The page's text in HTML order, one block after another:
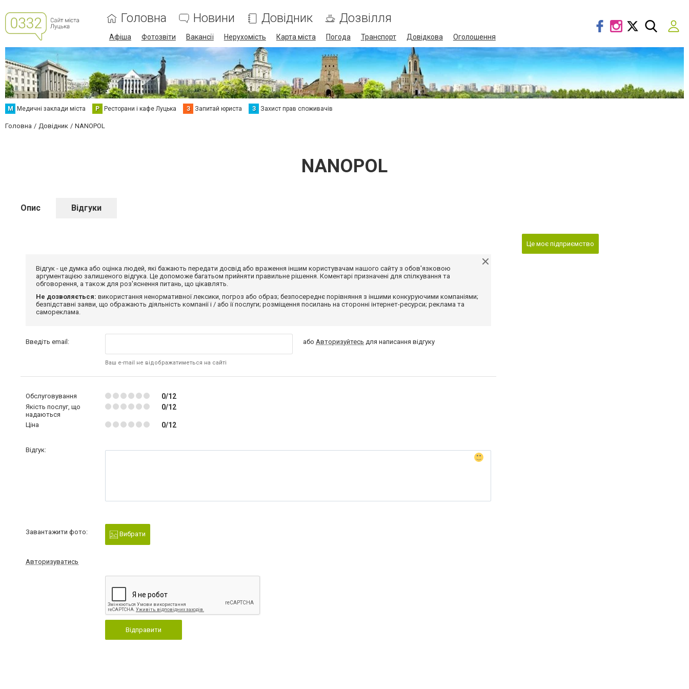
Головна Новини Довідник Дозвілля
Афіша Фотозвіти Вакансії Нерухомість Карта міста Погода Транспорт Довідкова Оголошення
М Медичні заклади міста Р Ресторани і кафе Луцька З Запитай юриста З Захист прав споживачів
Головна Довідник NANOPOL
NANOPOL
Опис Відгуки
Відгук - це думка або оцінка людей, які бажають передати досвід або враження іншим користувачам нашого сайту з обов'язковою
аргументацією залишеного відгука. Це допоможе багатьом прийняти правильне рішення. Коментарі призначені для спілкування та
обговорення, а також для роз'яснення питань, що цікавлять.
Не дозволяється: використання ненормативної лексики, погроз або образ; безпосереднє порівняння з іншими конкуруючими компаніями;
безпідставні заяви, що ображають діяльність компанії і / або її послуги; розміщення посилань на сторонні інтернет-ресурси; реклама та
самореклама.
Введіть email:
Ваш e-mail не відображатиметься на сайті
абоАвторизуйтесь для написання відгуку
Обслуговування 0/12
Якість послуг, що
надаються
0/12
Ціна 0/12
Відгук:
Завантажити фото: Вибрати
Авторизуватись
Відправити
Це моє підприємство